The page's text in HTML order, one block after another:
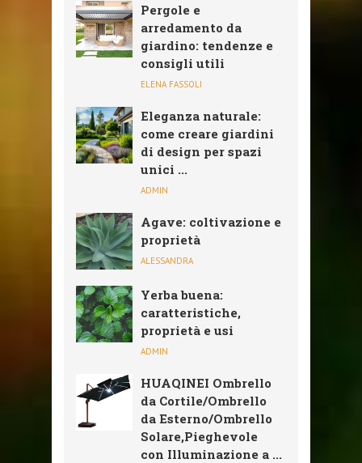
Pergole e
arredamento da
giardino: tendenze e
consigli utili
ELENA FASSOLI
Eleganza naturale:
come creare giardini
di design per spazi
unici ...
ADMIN
Agave: coltivazione e
proprietà
ALESSANDRA
Yerba buena:
caratteristiche,
proprietà e usi
ADMIN
HUAQINEI Ombrello
da Cortile/Ombrello
da Esterno/Ombrello
Solare,Pieghevole
con Illuminazione a ...